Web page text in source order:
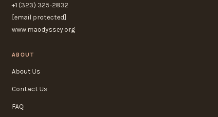
+1 (323) 325-2832
[email protected]
www.maodyssey.org
ABOUT
About Us
Contact Us
FAQ